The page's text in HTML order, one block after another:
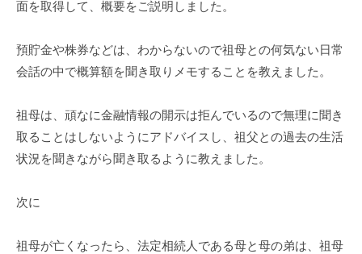
面を取得して、概要をご説明しました。
預貯金や株券などは、わからないので祖母との何気ない日常
会話の中で概算額を聞き取りメモすることを教えました。
祖母は、頑なに金融情報の開示は拒んでいるので無理に聞き
取ることはしないようにアドバイスし、祖父との過去の生活
状況を聞きながら聞き取るように教えました。
次に
祖母が亡くなったら、法定相続人である母と母の弟は、祖母